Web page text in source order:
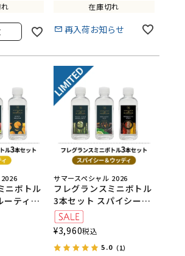
在庫切れ
再入荷お知らせ
ニボトル
ーティ
ン・ホ
リー・
ジ）
サマースペシャル 2026
フレグランスミニボトル
3本セット スパイシー＆
ウッディ（ホワイトシダ
ー＆ベルガモット・ベル
ガモット＆ウード・モロ
カンスパイス）
¥3,960税込
5.0（1）